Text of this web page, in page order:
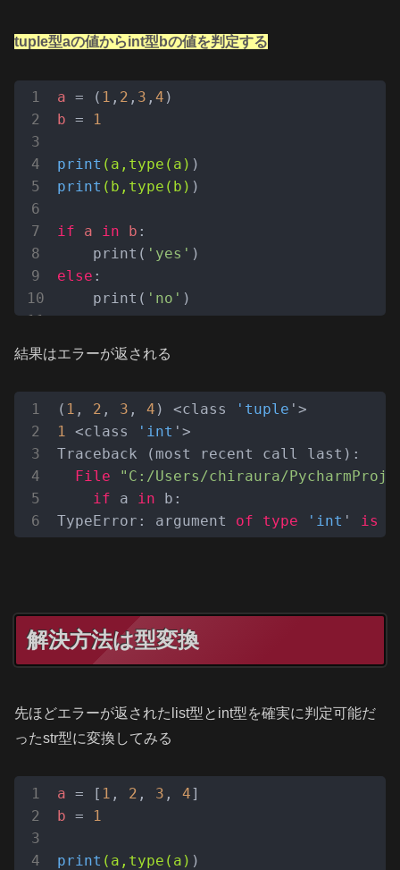
tuple型aの値からint型bの値を判定する
a = ( 1 , 2 , 3 , 4
b = 1
print (a,type(a)
print (b,type(b) )
if a in b :
    print(
'yes'
else :
    print(
'no' )
結果はエラーが返される
( 1 , 2 , 3 , 4 ) <class 'tuple
1
<class 'int '>
Traceback (most recent call last):
File
"C:/Users/chiraura/
if a in b:
TypeError: argument of type 'int ' is
解決方法は型変換
先ほどエラーが返されたlist型とint型を確実に判定可能だ
ったstr型に変換してみる
a = [ 1 , 2 , 3 , 4
b = 1
print (a,type(a)